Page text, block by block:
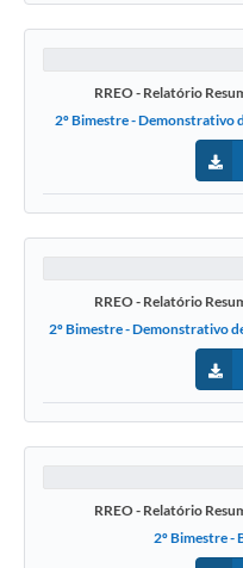
RREO - Relatório
2º Bimestre - Demonstrativo
RREO - Relatório
2º Bimestre - Demonstrativo
RREO - Relatório
2º Bimestre -